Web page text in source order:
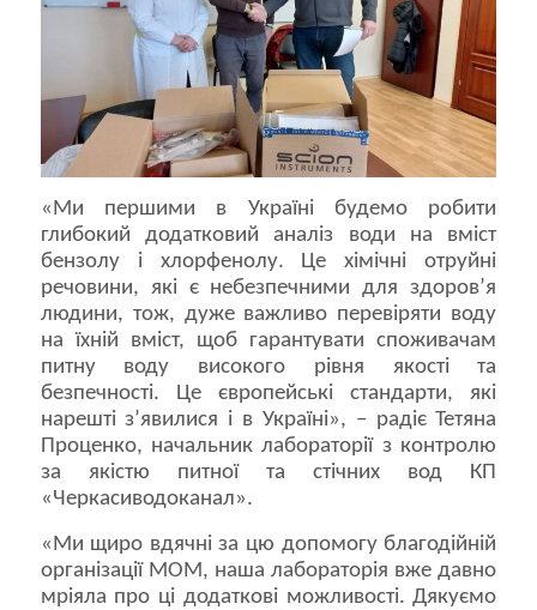
«Ми першими в Україні будемо робити
глибокий додатковий аналіз води на вміст
бензолу і хлорфенолу. Це хімічні отруйні
речовини, які є небезпечними для здоров’я
людини, тож, дуже важливо перевіряти воду
на їхній вміст, щоб гарантувати споживачам
питну воду високого рівня якості та
безпечності. Це європейські стандарти, які
нарешті з’явилися і в Україні», – радіє Тетяна
Проценко, начальник лабораторії з контролю
за якістю питної та стічних вод КП
«Черкасиводоканал».
«Ми щиро вдячні за цю допомогу благодійній
організації МОМ, наша лабораторія вже давно
мріяла про ці додаткові можливості. Дякуємо